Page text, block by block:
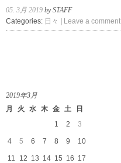
05. 3月 2019 by STAFF
Categories: 日々 | Leave a comment
2019年3月
月
火 水 木 金 土
日
1
2 3
4 5 6 7 8 9 10
11 12 13 14 15 16 17